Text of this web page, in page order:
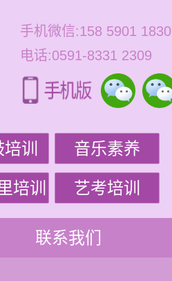
手机微信:158 5901 1830
电话:0591-8331 2309
训 音乐素养
培训 艺考培训
联系我们